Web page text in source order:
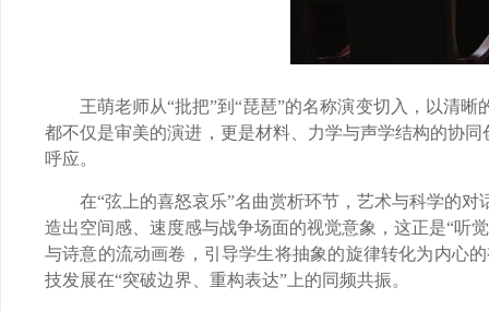
王萌老师从“批把”到“琵琶”的名称演变切入，以清
都不仅是审美的演进，更是材料、力学与声学结构的协
呼应。
在“弦上的喜怒哀乐”名曲赏析环节，艺术与科学的
造出空间感、速度感与战争场面的视觉意象，这正是“听
与诗意的流动画卷，引导学生将抽象的旋律转化为内心
技发展在“突破边界、重构表达”上的同频共振。